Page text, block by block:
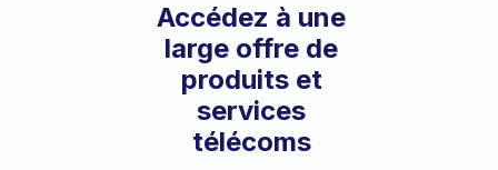
Accédez à une
large offre de
produits et
services
télécoms